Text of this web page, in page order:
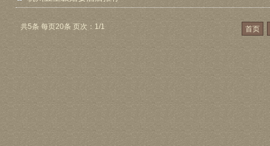
共5条 每页20条 页次：1/1 首页